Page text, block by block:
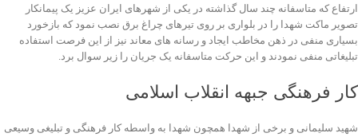
ارتفاع که متاسفانه چند سال گذاشته در یکی از شهرهای ایران عزیز یک پیمانکار
تصویر ماکت شهدا را در بلواری بر روی تیرهای چراغ برق نصب نمود که بازخورد
بسیاری منفی در ذهن مخاطب ایجاد و رسانه های معاند نیز از این فرصت استفاده
تبلیغاتی منفی نمودند و این حرکت متاسفانه یک جریان را زیر سوال برد.
کار فرهنگی جبهه انقلاب اسلامی
شهید سلیمانی و برخی از شهدا همچون شهدا به واسطه کار فرهنگی و تبلیغی وسیعی